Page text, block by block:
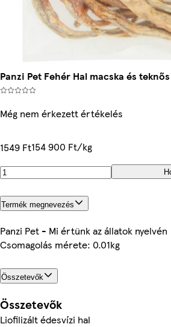
Panzi Pet Fehér Hal macska és
Még nem érkezett értékelés
1549 Ft154 900 Ft/kg
Termék megnevezés
Panzi Pet - Mi értünk az állatok nyelvén
Csomagolás mérete: 0.01kg
Összetevők
Összetevők
Liofilizált édesvízi hal